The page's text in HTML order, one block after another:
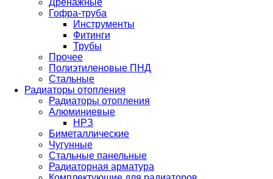
Дренажные
Гофра-труба
Инструменты
Фитинги
Трубы
Прочее
Полиэтиленовые ПНД
Стальные
Радиаторы отопления
Радиаторы отопления
Алюминиевые
НРЗ
Биметаллические
Чугунные
Стальные панельные
Радиаторная арматура